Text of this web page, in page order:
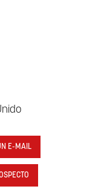
E-MAIL